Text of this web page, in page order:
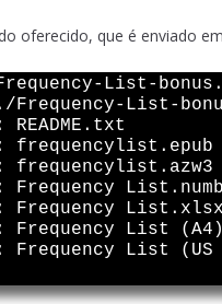
oferecido, que é enviado